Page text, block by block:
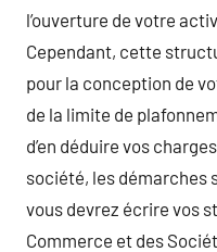
l’ouverture de votre
Cependant, cette
pour la conception de
de la limite de
d’en déduire vos
société, les démarches
vous devrez écrire vos
Commerce et des